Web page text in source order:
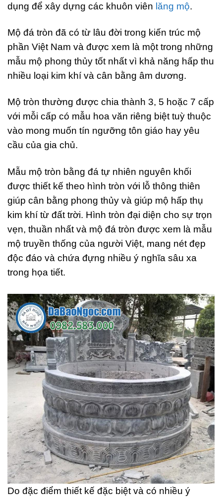
dụng để xây dựng các khuôn viên lăng mộ.
Mộ đá tròn đã có từ lâu đời trong kiến trúc mộ
phần Việt Nam và được xem là một trong những
mẫu mộ phong thủy tốt nhất vì khả năng hấp thu
nhiều loại kim khí và cân bằng âm dương.
Mộ tròn thường được chia thành 3, 5 hoặc 7 cấp
với mỗi cấp có mẫu hoa văn riêng biệt tuỳ thuộc
vào mong muốn tín ngưỡng tôn giáo hay yêu
cầu của gia chủ.
Mẫu mộ tròn bằng đá tự nhiên nguyên khối
được thiết kế theo hình tròn với lỗ thông thiên
giúp cân bằng phong thủy và giúp mộ hấp thụ
kim khí từ đất trời. Hình tròn đại diện cho sự trọn
vẹn, thuần nhất và mộ đá tròn được xem là mẫu
mộ truyền thống của người Việt, mang nét đẹp
độc đáo và chứa đựng nhiều ý nghĩa sâu xa
trong họa tiết.
Do đặc điểm thiết kế đặc biệt và có nhiều ý